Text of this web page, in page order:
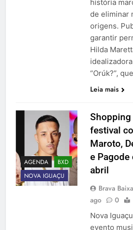
história
de eliminar
origens.
garantir
Hilda
“Orúk?”,
Leia mais
AGENDA
BXD
NOVA IGUAÇU
Shopping
festival
Maroto,
e Pagode
abril
Brava
ago
0
Nova
evento